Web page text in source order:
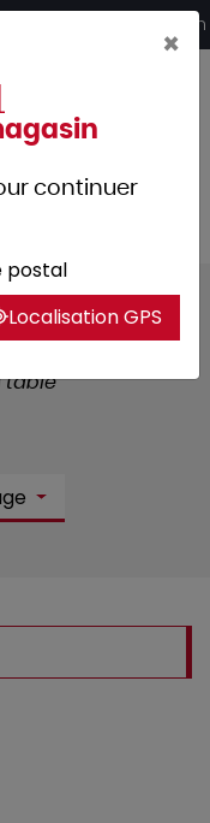
retrait 2h en magasin
:34
table
×
continuer
postal
Localisation GPS